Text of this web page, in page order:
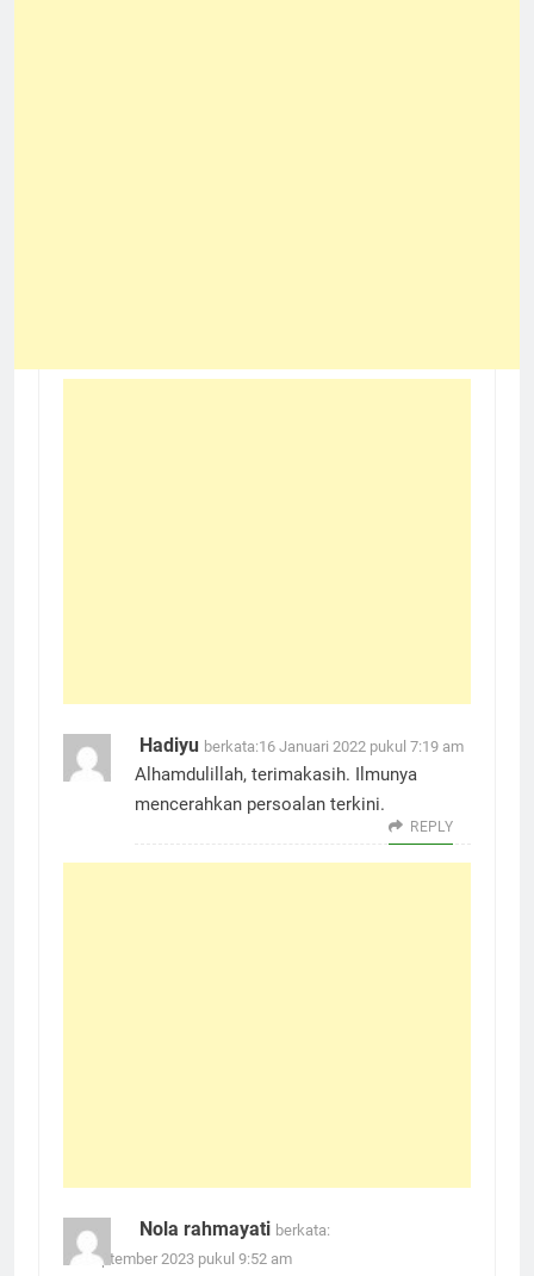
Hadiyu berkata:16 Januari 2022 pukul 7:19 am
Alhamdulillah, terimakasih. Ilmunya
mencerahkan persoalan terkini.
REPLY
Nola rahmayati berkata:
19 September 2023 pukul 9:52 am